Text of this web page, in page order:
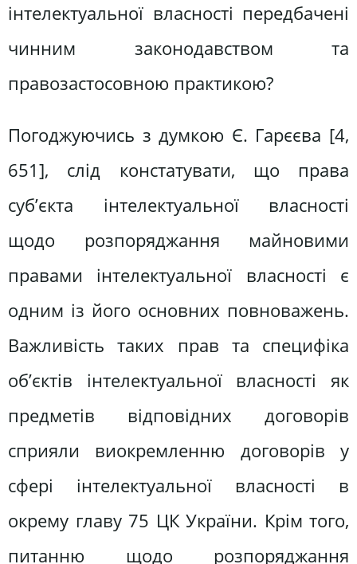
інтелектуальної власності передбачені
чинним законодавством та
правозастосовною практикою?
Погоджуючись з думкою Є. Гарєєва [4,
651], слід констатувати, що права
суб’єкта інтелектуальної власності
щодо розпоряджання майновими
правами інтелектуальної власності є
одним із його основних повноважень.
Важливість таких прав та специфіка
об’єктів інтелектуальної власності як
предметів відповідних договорів
сприяли виокремленню договорів у
сфері інтелектуальної власності в
окрему главу 75 ЦК України. Крім того,
питанню щодо розпоряджання